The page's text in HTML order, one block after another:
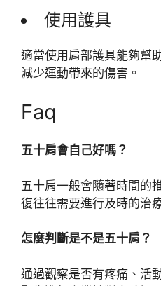
使用護具
適當使用肩部護具能夠幫
減少運動帶來的傷害。
Faq
五十肩會自己好嗎？
五十肩一般會隨著時間的
復往往需要進行及時的治
怎麼判斷是不是五十肩？
通過觀察是否有疼痛、活